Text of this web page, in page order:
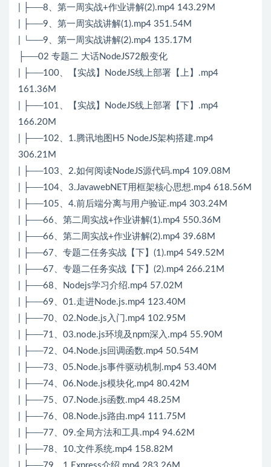
| ├──8、第一周实战+作业讲解(2).mp4 143.29M
| ├──9、第一周实战讲解(1).mp4 351.54M
| └──9、第一周实战讲解(2).mp4 135.17M
├──02 专题二 大话NodeJS72般变化
| ├──100、【实战】NodeJS线上部署【上】.mp4
161.36M
| ├──101、【实战】NodeJS线上部署【下】.mp4
166.20M
| ├──102、1.腾讯地图H5 NodeJS架构搭建.mp4
306.21M
| ├──103、2.如何阅读NodeJS源代码.mp4 109.08M
| ├──104、3.JavawebNET用框架核心思想.mp4 618.56M
| ├──105、4.前后端分离与用户验证.mp4 303.24M
| ├──66、第二周实战+作业讲解(1).mp4 550.36M
| ├──66、第二周实战+作业讲解(2).mp4 39.68M
| ├──67、专题二任务实战【下】(1).mp4 549.52M
| ├──67、专题二任务实战【下】(2).mp4 266.21M
| ├──68、Nodejs学习介绍.mp4 57.02M
| ├──69、01.走进Node.js.mp4 123.40M
| ├──70、02.Node.js入门.mp4 102.95M
| ├──71、03.node.js环境及npm深入.mp4 55.90M
| ├──72、04.Node.js回调函数.mp4 50.54M
| ├──73、05.Node.js事件驱动机制.mp4 53.40M
| ├──74、06.Node.js模块化.mp4 80.42M
| ├──75、07.Node.js函数.mp4 48.25M
| ├──76、08.Node.js路由.mp4 111.75M
| ├──77、09.全局方法和工具.mp4 94.62M
| ├──78、10.文件系统.mp4 158.82M